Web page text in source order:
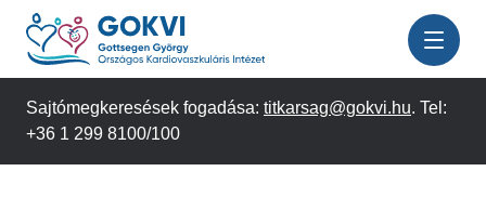
Ugrás
tartalomra
Sajtómegkeresések fogadása: titkarsag@gokvi.hu. Tel:
+36 1 299 8100/100